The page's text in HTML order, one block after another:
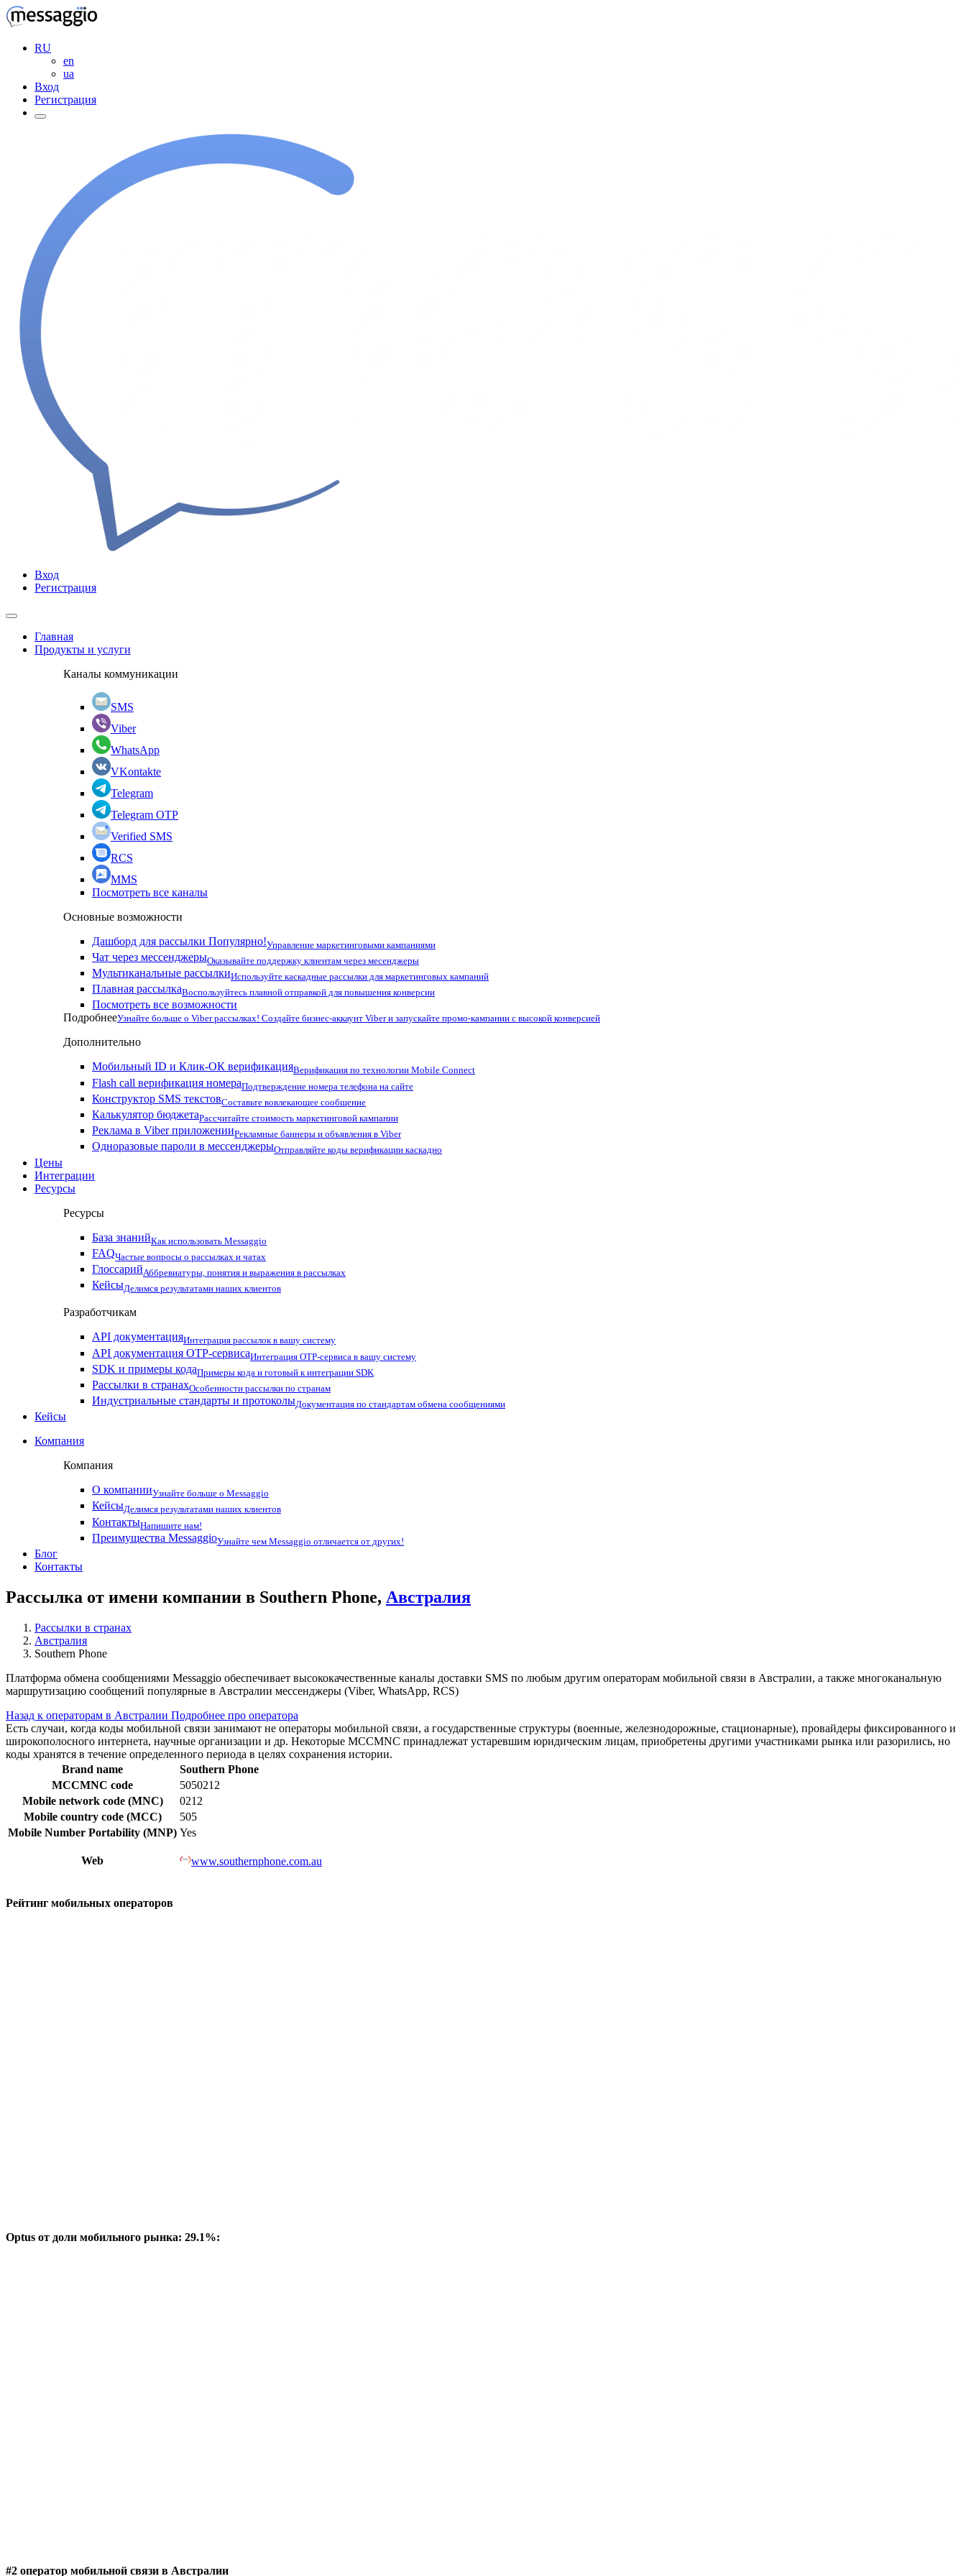
RU
en
ua
Вход
Регистрация
Вход
Регистрация
Главная
Продукты и услуги
Каналы коммуникации
SMS
Viber
WhatsApp
VKontakte
Telegram
Telegram OTP
Verified SMS
RCS
MMS
Посмотреть все каналы
Основные возможности
Дашборд для рассылки Популярно!Управление маркетинговыми кампаниями
Чат через мессенджерыОказывайте поддержку клиентам через месенджеры
Мультиканальные рассылкиИспользуйте каскадные рассылки для маркетинговых кампаний
Плавная рассылкаВоспользуйтесь плавной отправкой для повышения конверсии
Посмотреть все возможности
ПодробнееУзнайте больше о Viber рассылках! Создайте бизнес-аккаунт Viber и запускайте промо-кампании с высокой конверсией
Дополнительно
Мобильный ID и Клик-ОК верификацияВерификация по технологии Mobile Connect
Flash call верификация номераПодтверждение номера телефона на сайте
Конструктор SMS текстовСоставьте вовлекающее сообщение
Калькулятор бюджетаРассчитайте стоимость маркетинговой кампании
Реклама в Viber приложенииРекламные баннеры и объявления в Viber
Одноразовые пароли в мессенджерыОтправляйте коды верификации каскадно
Цены
Интеграции
Ресурсы
Ресурсы
База знанийКак использовать Messaggio
FAQЧастые вопросы о рассылках и чатах
ГлоссарийАббревиатуры, понятия и выражения в рассылках
КейсыДелимся результатами наших клиентов
Разработчикам
API документацияИнтеграция рассылок в вашу систему
API документация OTP-сервисаИнтеграция OTP-сервиса в вашу систему
SDK и примеры кодаПримеры кода и готовый к интеграции SDK
Рассылки в странахОсобенности рассылки по странам
Индустриальные стандарты и протоколыДокументация по стандартам обмена сообщениями
Кейсы
Компания
Компания
О компанииУзнайте больше о Messaggio
КейсыДелимся результатами наших клиентов
КонтактыНапишите нам!
Преимущества MessaggioУзнайте чем Messaggio отличается от других!
Блог
Контакты
Рассылка от имени компании в Southern Phone, Австралия
Рассылки в странах
Австралия
Southern Phone
Платформа обмена сообщениями Messaggio обеспечивает высококачественные каналы доставки SMS по любым другим операторам мобильной связи в Австралии, а также многоканальную
маршрутизацию сообщений популярные в Австралии мессенджеры (Viber, WhatsApp, RCS)
Назад к операторам в Австралии Подробнее про оператора
Есть случаи, когда коды мобильной связи занимают не операторы мобильной связи, а государственные структуры (военные, железнодорожные, стационарные), провайдеры фиксированного и
широкополосного интернета, научные организации и др. Некоторые MCCMNC принадлежат устаревшим юридическим лицам, приобретены другими участниками рынка или разорились, но
коды хранятся в течение определенного периода в целях сохранения истории.
Brand name
Southern Phone
MCCMNC code
5050212
Mobile network code (MNC)
0212
Mobile country code (MCC)
505
Mobile Number Portability (MNP) Yes
Web www.southernphone.com.au
Рейтинг мобильных операторов
Optus от доли мобильного рынка: 29.1%:
#2 оператор мобильной связи в Австралии